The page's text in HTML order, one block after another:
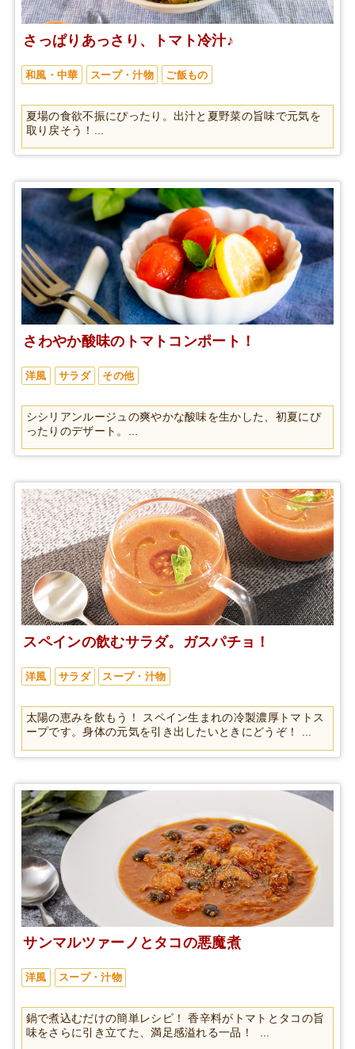
さっぱりあっさり、トマト冷汁♪
和風・中華 スープ・汁物 ご飯もの
夏場の食欲不振にぴったり。出汁と夏野菜の旨味で元気を
取り戻そう！...
さわやか酸味のトマトコンポート！
洋風 サラダ その他
シシリアンルージュの爽やかな酸味を生かした、初夏にぴ
ったりのデザート。...
スペインの飲むサラダ。ガスパチョ！
洋風 サラダ スープ・汁物
太陽の恵みを飲もう！ スペイン生まれの冷製濃厚トマトス
ープです。身体の元気を引き出したいときにどうぞ！ ...
サンマルツァーノとタコの悪魔煮
洋風 スープ・汁物
鍋で煮込むだけの簡単レシピ！ 香辛料がトマトとタコの旨
味をさらに引き立てた、満足感溢れる一品！ ...